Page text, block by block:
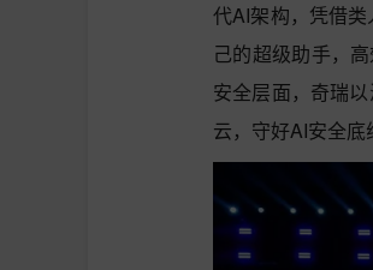
代AI架构，凭借
己的超级助手，
安全层面，奇瑞
云，守好AI安全底